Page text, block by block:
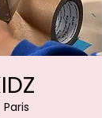
Paris